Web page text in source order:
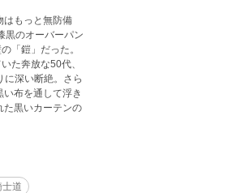
黒のオーバーパン
「鎧」だった。
た奔放な50代、
深い断絶。さら
た黒いカーテンの
道